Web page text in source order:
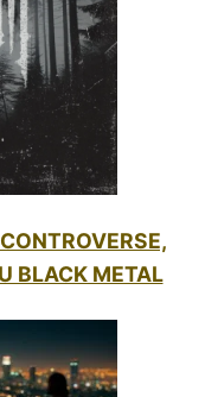
BLACK METAL